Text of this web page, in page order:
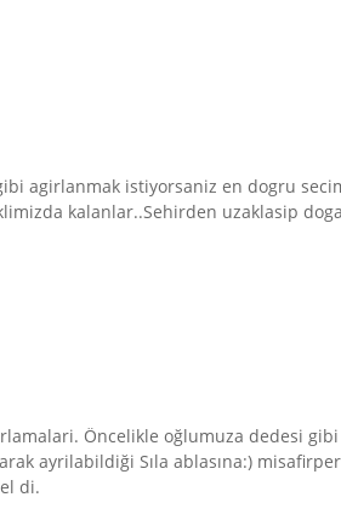
agirlanmak istiyorsaniz en dogru
kalanlar..Sehirden uzaklasip
Öncelikle oğlumuza dedesi
ayrilabildiği Sıla ablasına:)
di.